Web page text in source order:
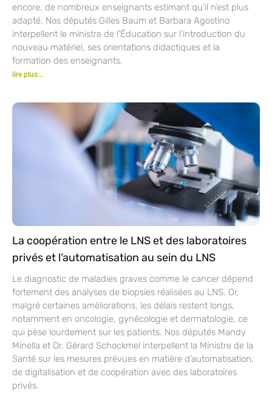
encore, de nombreux enseignants estimant qu’il n’est plus
adapté. Nos députés Gilles Baum et Barbara Agostino
interpellent le ministre de l’Éducation sur l’introduction du
nouveau matériel, ses orientations didactiques et la
formation des enseignants.
lire plus...
La coopération entre le LNS et des laboratoires
privés et l’automatisation au sein du LNS
Le diagnostic de maladies graves comme le cancer dépend
fortement des analyses de biopsies réalisées au LNS. Or,
malgré certaines améliorations, les délais restent longs,
notamment en oncologie, gynécologie et dermatologie, ce
qui pèse lourdement sur les patients. Nos députés Mandy
Minella et Dr. Gérard Schockmel interpellent la Ministre de la
Santé sur les mesures prévues en matière d’automatisation,
de digitalisation et de coopération avec des laboratoires
privés.